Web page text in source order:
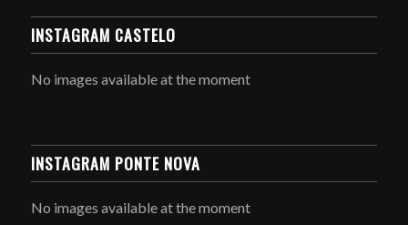
INSTAGRAM CASTELO
No images available at the moment
INSTAGRAM PONTE NOVA
No images available at the moment